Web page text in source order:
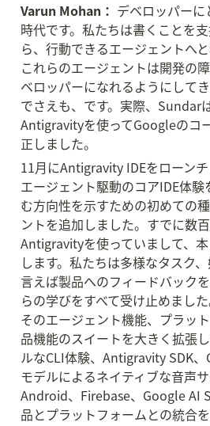
Varun Mohan： デベロッパー
時代です。私たちは書くことを
ら、行動できるエージェントへ
これらのエージェントは開発の
ベロッパーになれるようにして
でさえも、です。実際、Sundar
Antigravityを使ってGoogleのコ
正しました。
11月にAntigravity IDEをローン
エージェント駆動のコアIDE体
む方向性を示すための初めての
ントを追加しました。すでに数
Antigravityを使っていまして、
します。私たちは多様なタスク
言えば製品へのフィードバック
らの学びをすべて受け止めまし
そのエージェント機能、プラッ
品機能のスイートを大きく拡張
ルなCLI体験、Antigravity SDK
モデルによるネイティブな音声
Android、Firebase、Google AI
品とプラットフォームとの統合を